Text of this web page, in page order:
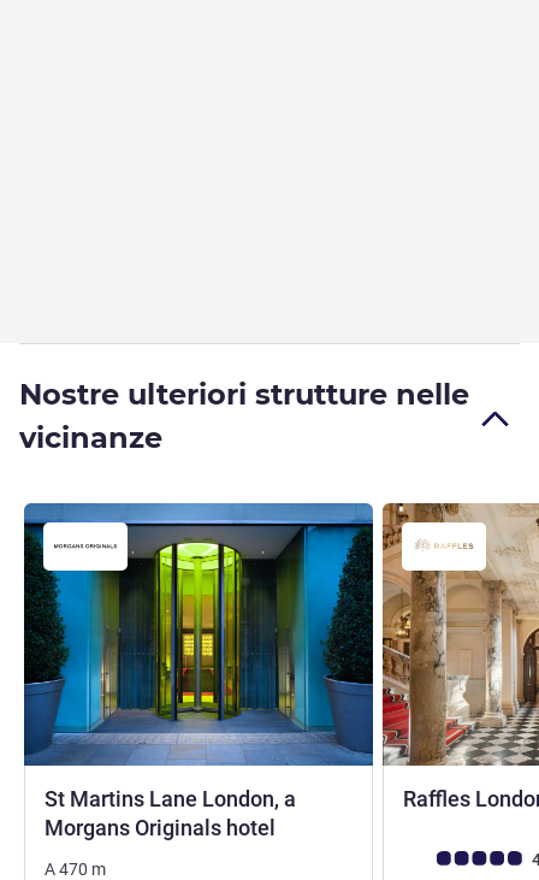
Nostre ulteriori strutture nelle
vicinanze
St Martins Lane London, a
Morgans Originals hotel
A470 m
Raffles
Giudizio clienti